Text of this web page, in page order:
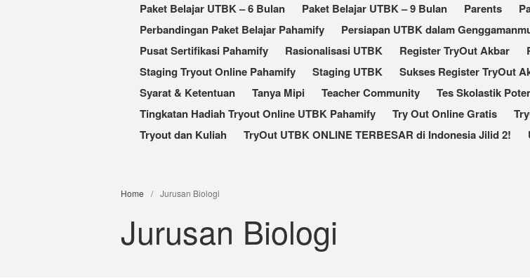
Paket Belajar UTBK – 6 Bulan
Paket Belajar UTBK – 9 Bulan Parents
Perbandingan Paket Belajar Pahamify
Persiapan UTBK dalam
Pusat Sertifikasi Pahamify
Rasionalisasi UTBK Register TryOut Akbar
Staging Tryout Online Pahamify
Staging UTBK Sukses Register TryOut
Syarat & Ketentuan
Tanya Mipi Teacher Community Tes Skolastik
Tingkatan Hadiah Tryout Online UTBK Pahamify
Try Out Online Gratis
Tryout dan Kuliah
TryOut UTBK ONLINE TERBESAR di Indonesia Jilid 2!
Home / Jurusan Biologi
Jurusan Biologi